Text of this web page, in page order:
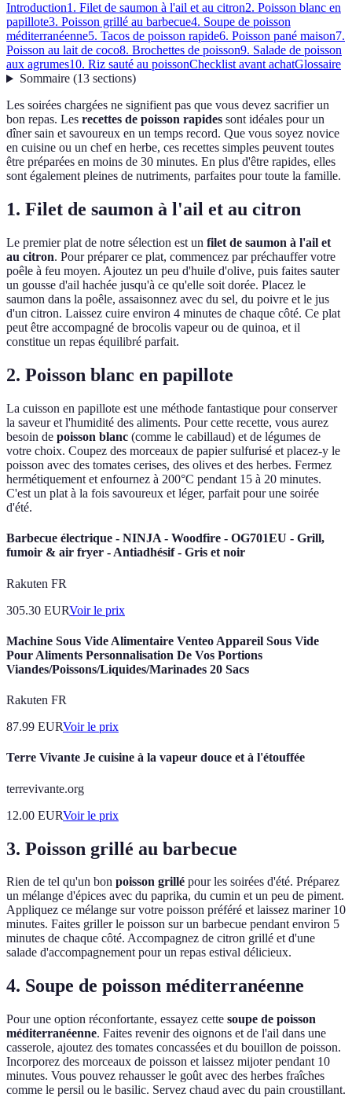
Introduction1. Filet de saumon à l'ail et au citron2. Poisson blanc en
papillote3. Poisson grillé au barbecue4. Soupe de poisson
méditerranéenne5. Tacos de poisson rapide6. Poisson pané maison7.
Poisson au lait de coco8. Brochettes de poisson9. Salade de poisson
aux agrumes10. Riz sauté au poissonChecklist avant achatGlossaire
Sommaire(13 sections)
Les soirées chargées ne signifient pas que vous devez sacrifier un
bon repas. Les recettes de poisson rapides sont idéales pour un
dîner sain et savoureux en un temps record. Que vous soyez novice
en cuisine ou un chef en herbe, ces recettes simples peuvent toutes
être préparées en moins de 30 minutes. En plus d'être rapides, elles
sont également pleines de nutriments, parfaites pour toute la famille.
1. Filet de saumon à l'ail et au citron
Le premier plat de notre sélection est un filet de saumon à l'ail et
au citron. Pour préparer ce plat, commencez par préchauffer votre
poêle à feu moyen. Ajoutez un peu d'huile d'olive, puis faites sauter
un gousse d'ail hachée jusqu'à ce qu'elle soit dorée. Placez le
saumon dans la poêle, assaisonnez avec du sel, du poivre et le jus
d'un citron. Laissez cuire environ 4 minutes de chaque côté. Ce plat
peut être accompagné de brocolis vapeur ou de quinoa, et il
constitue un repas équilibré parfait.
2. Poisson blanc en papillote
La cuisson en papillote est une méthode fantastique pour conserver
la saveur et l'humidité des aliments. Pour cette recette, vous aurez
besoin de poisson blanc (comme le cabillaud) et de légumes de
votre choix. Coupez des morceaux de papier sulfurisé et placez-y le
poisson avec des tomates cerises, des olives et des herbes. Fermez
hermétiquement et enfournez à 200°C pendant 15 à 20 minutes.
C'est un plat à la fois savoureux et léger, parfait pour une soirée
d'été.
Barbecue électrique - NINJA - Woodfire - OG701EU - Grill,
fumoir & air fryer - Antiadhésif - Gris et noir
Rakuten FR
305.30 EURVoir le prix
Machine Sous Vide Alimentaire Venteo Appareil Sous Vide
Pour Aliments Personnalisation De Vos Portions
Viandes/Poissons/Liquides/Marinades 20 Sacs
Rakuten FR
87.99 EURVoir le prix
Terre Vivante Je cuisine à la vapeur douce et à l'étouffée
terrevivante.org
12.00 EURVoir le prix
3. Poisson grillé au barbecue
Rien de tel qu'un bon poisson grillé pour les soirées d'été. Préparez
un mélange d'épices avec du paprika, du cumin et un peu de piment.
Appliquez ce mélange sur votre poisson préféré et laissez mariner 10
minutes. Faites griller le poisson sur un barbecue pendant environ 5
minutes de chaque côté. Accompagnez de citron grillé et d'une
salade d'accompagnement pour un repas estival délicieux.
4. Soupe de poisson méditerranéenne
Pour une option réconfortante, essayez cette soupe de poisson
méditerranéenne. Faites revenir des oignons et de l'ail dans une
casserole, ajoutez des tomates concassées et du bouillon de poisson.
Incorporez des morceaux de poisson et laissez mijoter pendant 10
minutes. Vous pouvez rehausser le goût avec des herbes fraîches
comme le persil ou le basilic. Servez chaud avec du pain croustillant.